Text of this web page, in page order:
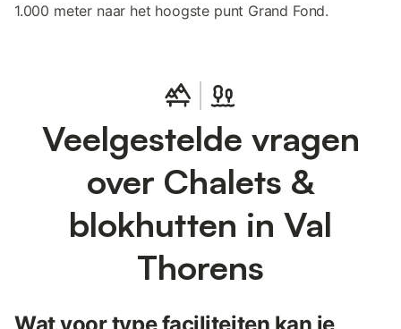
1.000 meter naar het hoogste punt Grand Fond.
Veelgestelde vragen
over Chalets &
blokhutten in Val
Thorens
Wat voor type faciliteiten kan je